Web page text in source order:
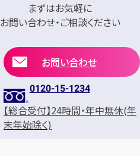
まずはお気軽に
お問い合わせ・ご相談ください
お問い合わせ
0120-15-1234
【総合受付】24時間・年中無休(年
末年始除く)